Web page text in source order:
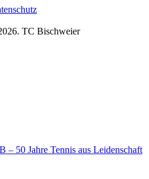
TC Bischweier
– 50 Jahre Tennis aus Leidenschaft